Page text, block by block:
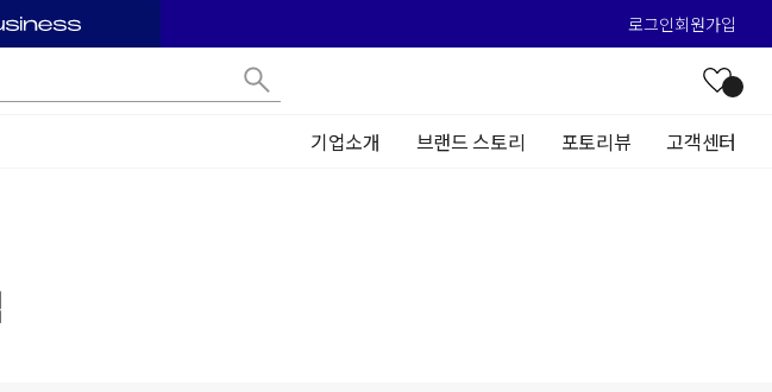
로그인회원가입
기업소개 브랜드 스토리 포토리뷰 고객센터